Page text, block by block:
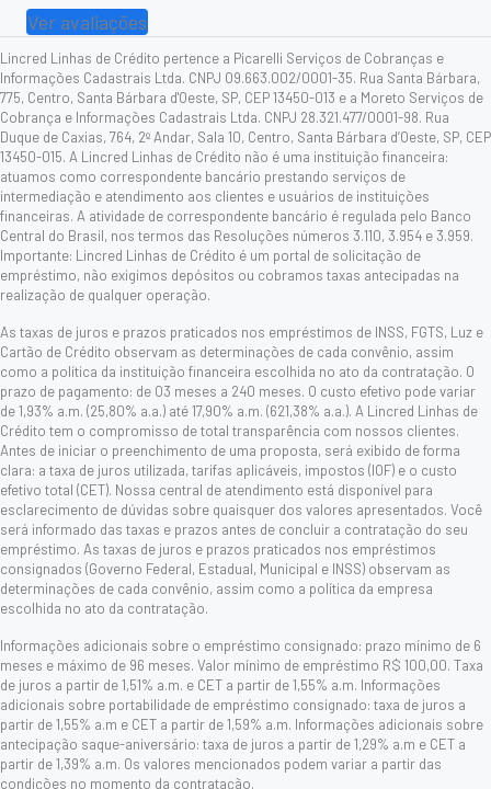
Ver avaliações
Lincred Linhas de Crédito pertence a Picarelli Serviços de Cobranças e
Informações Cadastrais Ltda. CNPJ 09.663.002/0001-35. Rua Santa Bárbara,
775, Centro, Santa Bárbara d'Oeste, SP, CEP 13450-013 e a Moreto Serviços de
Cobrança e Informações Cadastrais Ltda. CNPJ 28.321.477/0001-98. Rua
Duque de Caxias, 764, 2º Andar, Sala 10, Centro, Santa Bárbara d’Oeste, SP, CEP
13450-015. A Lincred Linhas de Crédito não é uma instituição financeira:
atuamos como correspondente bancário prestando serviços de
intermediação e atendimento aos clientes e usuários de instituições
financeiras. A atividade de correspondente bancário é regulada pelo Banco
Central do Brasil, nos termos das Resoluções números 3.110, 3.954 e 3.959.
Importante: Lincred Linhas de Crédito é um portal de solicitação de
empréstimo, não exigimos depósitos ou cobramos taxas antecipadas na
realização de qualquer operação.
As taxas de juros e prazos praticados nos empréstimos de INSS, FGTS, Luz e
Cartão de Crédito observam as determinações de cada convênio, assim
como a política da instituição financeira escolhida no ato da contratação. O
prazo de pagamento: de 03 meses a 240 meses. O custo efetivo pode variar
de 1,93% a.m. (25,80% a.a.) até 17,90% a.m. (621,38% a.a.). A Lincred Linhas de
Crédito tem o compromisso de total transparência com nossos clientes.
Antes de iniciar o preenchimento de uma proposta, será exibido de forma
clara: a taxa de juros utilizada, tarifas aplicáveis, impostos (IOF) e o custo
efetivo total (CET). Nossa central de atendimento está disponível para
esclarecimento de dúvidas sobre quaisquer dos valores apresentados. Você
será informado das taxas e prazos antes de concluir a contratação do seu
empréstimo. As taxas de juros e prazos praticados nos empréstimos
consignados (Governo Federal, Estadual, Municipal e INSS) observam as
determinações de cada convênio, assim como a política da empresa
escolhida no ato da contratação.
Informações adicionais sobre o empréstimo consignado: prazo mínimo de 6
meses e máximo de 96 meses. Valor mínimo de empréstimo R$ 100,00. Taxa
de juros a partir de 1,51% a.m. e CET a partir de 1,55% a.m. Informações
adicionais sobre portabilidade de empréstimo consignado: taxa de juros a
partir de 1,55% a.m e CET a partir de 1,59% a.m. Informações adicionais sobre
antecipação saque-aniversário: taxa de juros a partir de 1,29% a.m e CET a
partir de 1,39% a.m. Os valores mencionados podem variar a partir das
condições no momento da contratação.